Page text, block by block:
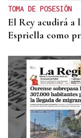
TOMA DE POSESIÓN
El Rey acudirá a
Espriella como